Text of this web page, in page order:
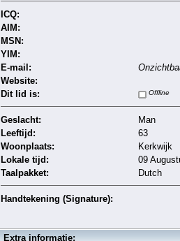
ICQ:
AIM:
MSN:
YIM:
E-mail:
Website:
Dit lid is:
Offline
Geslacht:
Man
Leeftijd:
63
Woonplaats:
Kerkwijk
Lokale tijd:
09
Taalpakket:
Dutch
Handtekening (Signature):
Extra informatie: